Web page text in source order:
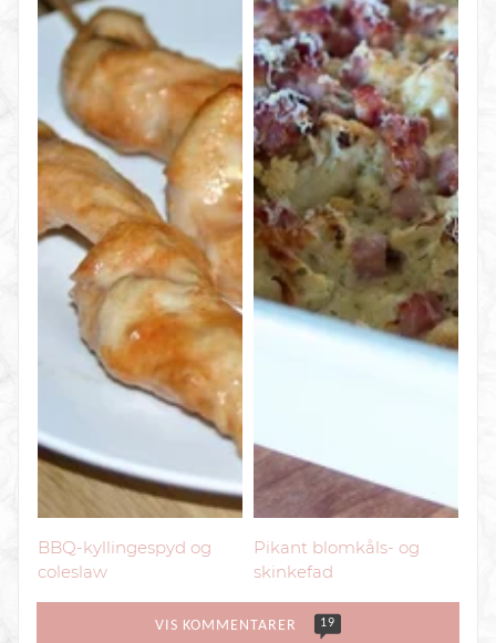
BBQ-kyllingespyd og
coleslaw
Pikant blomkåls- og
skinkefad
VIS KOMMENTARER 19